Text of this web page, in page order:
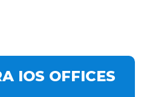
IOS OFFICES